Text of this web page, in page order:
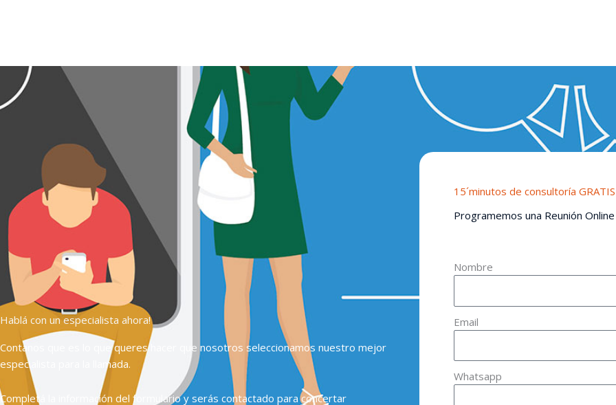
Hablá con un especialista ahora!
Contanos que es lo que queres hacer que nosotros seleccionamos nuestro mejor
especialista para la llamada.
Completá la información del formulario y serás contactado para concertar
15´minutos de consultoría GRATIS
Programemos una Reunión Online
Nombre
Email
Whatsapp